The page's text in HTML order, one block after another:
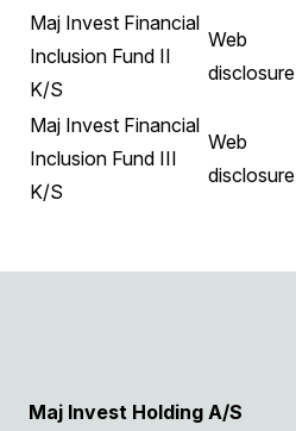
Maj Invest Financial
Inclusion Fund II
K/S
Web
disclosure
Maj Invest Financial
Inclusion Fund III
K/S
Web
disclosure
Maj Invest Holding A/S